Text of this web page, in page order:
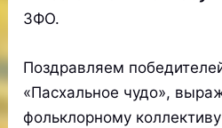
ЗФО.
Поздравляем
«Пасхальное чудо»,
фольклорному